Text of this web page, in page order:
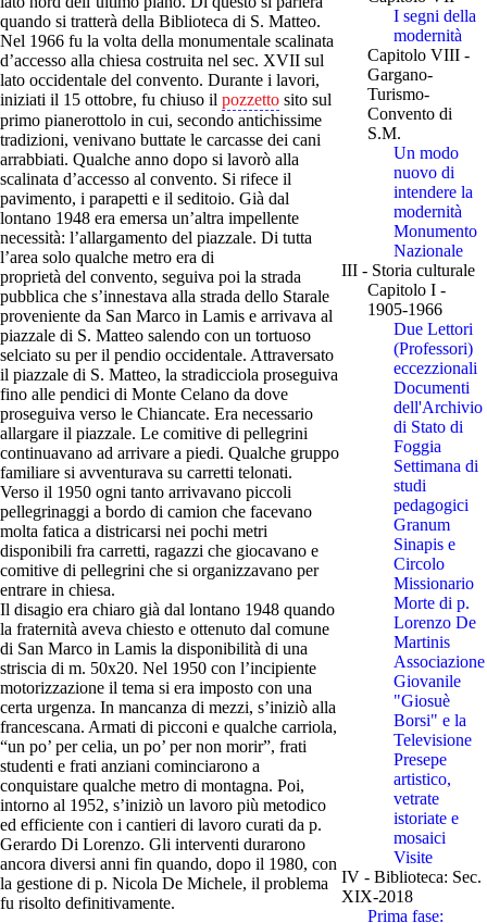
quando si tratterà della Biblioteca di S. Matteo.
Nel 1966 fu la volta della monumentale scalinata
d’accesso alla chiesa costruita nel sec. XVII sul
lato occidentale del convento. Durante i lavori,
iniziati il 15 ottobre, fu chiuso il pozzetto sito sul
primo pianerottolo in cui, secondo antichissime
tradizioni, venivano buttate le carcasse dei cani
arrabbiati. Qualche anno dopo si lavorò alla
scalinata d’accesso al convento. Si rifece il
pavimento, i parapetti e il seditoio. Già dal
lontano 1948 era emersa un’altra impellente
necessità: l’allargamento del piazzale. Di tutta
l’area solo qualche metro era di
proprietà del convento, seguiva poi la strada
pubblica che s’innestava alla strada dello Starale
proveniente da San Marco in Lamis e arrivava al
piazzale di S. Matteo salendo con un tortuoso
selciato su per il pendio occidentale. Attraversato
il piazzale di S. Matteo, la stradicciola proseguiva
fino alle pendici di Monte Celano da dove
proseguiva verso le Chiancate. Era necessario
allargare il piazzale. Le comitive di pellegrini
continuavano ad arrivare a piedi. Qualche gruppo
familiare si avventurava su carretti telonati.
Verso il 1950 ogni tanto arrivavano piccoli
pellegrinaggi a bordo di camion che facevano
molta fatica a districarsi nei pochi metri
disponibili fra carretti, ragazzi che giocavano e
comitive di pellegrini che si organizzavano per
entrare in chiesa.
Il disagio era chiaro già dal lontano 1948 quando
la fraternità aveva chiesto e ottenuto dal comune
di San Marco in Lamis la disponibilità di una
striscia di m. 50x20. Nel 1950 con l’incipiente
motorizzazione il tema si era imposto con una
certa urgenza. In mancanza di mezzi, s’iniziò alla
francescana. Armati di picconi e qualche carriola,
“un po’ per celia, un po’ per non morir”, frati
studenti e frati anziani cominciarono a
conquistare qualche metro di montagna. Poi,
intorno al 1952, s’iniziò un lavoro più metodico
ed efficiente con i cantieri di lavoro curati da p.
Gerardo Di Lorenzo. Gli interventi durarono
ancora diversi anni fin quando, dopo il 1980, con
la gestione di p. Nicola De Michele, il problema
fu risolto definitivamente.
I segni della
modernità
Capitolo VIII -
Gargano-
Turismo-
Convento di
S.M.
Un modo
nuovo di
intendere la
modernità
Monumento
Nazionale
III - Storia culturale
Capitolo I -
1905-1966
Due Lettori
(Professori)
eccezzionali
Documenti
dell'Archivio
di Stato di
Foggia
Settimana di
studi
pedagogici
Granum
Sinapis e
Circolo
Missionario
Morte di p.
Lorenzo De
Martinis
Associazione
Giovanile
"Giosuè
Borsi" e la
Televisione
Presepe
artistico,
vetrate
istoriate e
mosaici
Visite
IV - Biblioteca: Sec.
XIX-2018
Prima fase: